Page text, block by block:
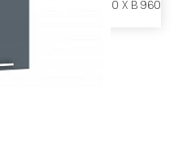
Ш 600 X Г 600 X В 960